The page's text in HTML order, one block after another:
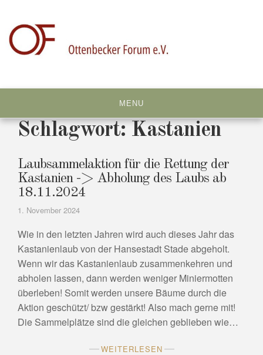
content
MENU
Schlagwort: Kastanien
Laubsammelaktion für die Rettung der
Kastanien -> Abholung des Laubs ab
18.11.2024
1. November 2024
Wie in den letzten Jahren wird auch dieses Jahr das
Kastanienlaub von der Hansestadt Stade abgeholt.
Wenn wir das Kastanienlaub zusammenkehren und
abholen lassen, dann werden weniger Miniermotten
überleben! Somit werden unsere Bäume durch die
Aktion geschützt/ bzw gestärkt! Also mach gerne mit!
Die Sammelplätze sind die gleichen geblieben wie…
WEITERLESEN